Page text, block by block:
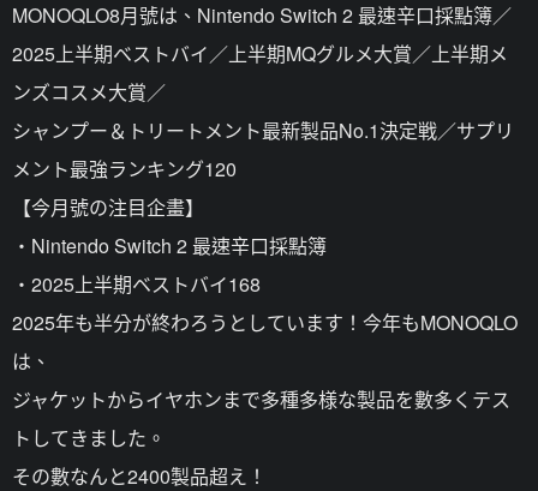
MONOQLO8月號は、Nintendo Switch 2 最速辛口採點簿／
2025上半期ベストバイ／上半期MQグルメ大賞／上半期メ
ンズコスメ大賞／
シャンプー＆トリートメント最新製品No.1決定戦／サプリ
メント最強ランキング120
【今月號の注目企畫】
・Nintendo Switch 2 最速辛口採點簿
・2025上半期ベストバイ168
2025年も半分が終わろうとしています！今年もMONOQLO
は、
ジャケットからイヤホンまで多種多様な製品を數多くテス
トしてきました。
その數なんと2400製品超え！